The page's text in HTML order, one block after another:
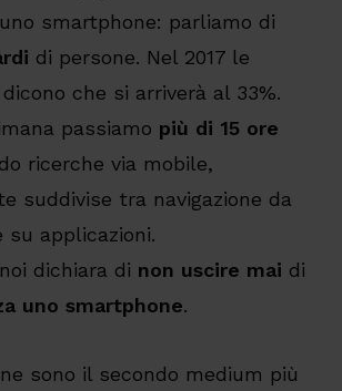
smartphone: parliamo di
di persone. Nel 2017 le
che si arriverà al 33%.
passiamo più di 15 ore
ricerche via mobile,
suddivise tra navigazione da
su applicazioni.
dichiara di non uscire mai di
uno smartphone.
sono il secondo medium più